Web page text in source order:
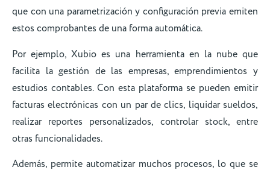
que con una parametrización y configuración previa emiten
estos comprobantes de una forma automática.
Por ejemplo, Xubio es una herramienta en la nube que
facilita la gestión de las empresas, emprendimientos y
estudios contables. Con esta plataforma se pueden emitir
facturas electrónicas con un par de clics, liquidar sueldos,
realizar reportes personalizados, controlar stock, entre
otras funcionalidades.
Además, permite automatizar muchos procesos, lo que se